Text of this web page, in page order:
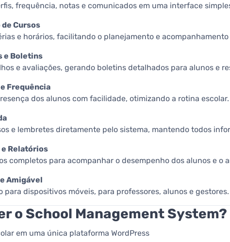
frequência, notas e comunicados em uma interface
de Cursos
e horários, facilitando o planejamento e acompanhamento
e Boletins
e avaliações, gerando boletins detalhados para alunos e
Frequência
dos alunos com facilidade, otimizando a rotina escolar.
e lembretes diretamente pelo sistema, mantendo todos
Relatórios
completos para acompanhar o desempenho dos alunos e o
Amigável
para dispositivos móveis, para professores, alunos e gestores.
o School Management System?
em uma única plataforma WordPress